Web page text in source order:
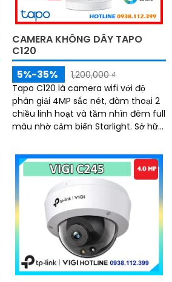
CAMERA KHÔNG DÂY TAPO
C120
5%-35%
1,200,000 ₫
Tapo C120 là camera wifi với độ
phân giải 4MP sắc nét, đàm thoại 2
chiều linh hoạt và tầm nhìn đêm full
màu nhờ cảm biến Starlight. Sở hữu
cùng hệ thống cảnh báo âm thanh
và ánh sáng, camera giúp bạn bảo
vệ ngôi nhà 24/7 một cách chủ
động